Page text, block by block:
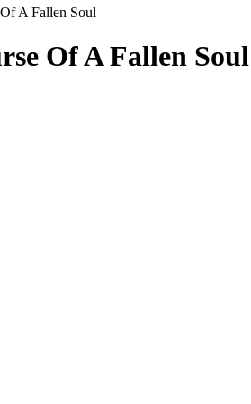
A Fallen Soul
Of A Fallen